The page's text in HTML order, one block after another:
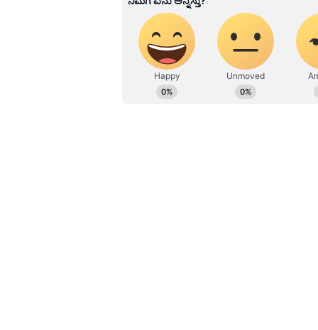
ವಿಪಕ್ಷ ನಾಯಕ ಅಶೋಕ್ ಓರ್ವ ಬೋಗಸ್
ನಾಯಕ, ಈತ ಒಕ್ಕಲಿಗರನ್ನು ಒಗ್ಗೂಡಿಸಿ
ಸ್ಥಾನ ನೀಡಿದ್ದರು. ಈಗ ತನ್ನ ಪಕ್ಕದ
ನಿಂತಿದ್ದಾನೆ. ಇಂತಹವರಿಗೆ ವಿಪಕ್ಷ ಸ್ಥಾನ
ಹೂರಣ ಹೊತ್ತು ತರುವ ಕನ್ನಡಪ್ರಭ,
ಎತ್ತುವ ಕನ್ನಡಪ್ರಭ ದಿನ ಪತ್ರಿಕೆಯಲ್ಲಿ